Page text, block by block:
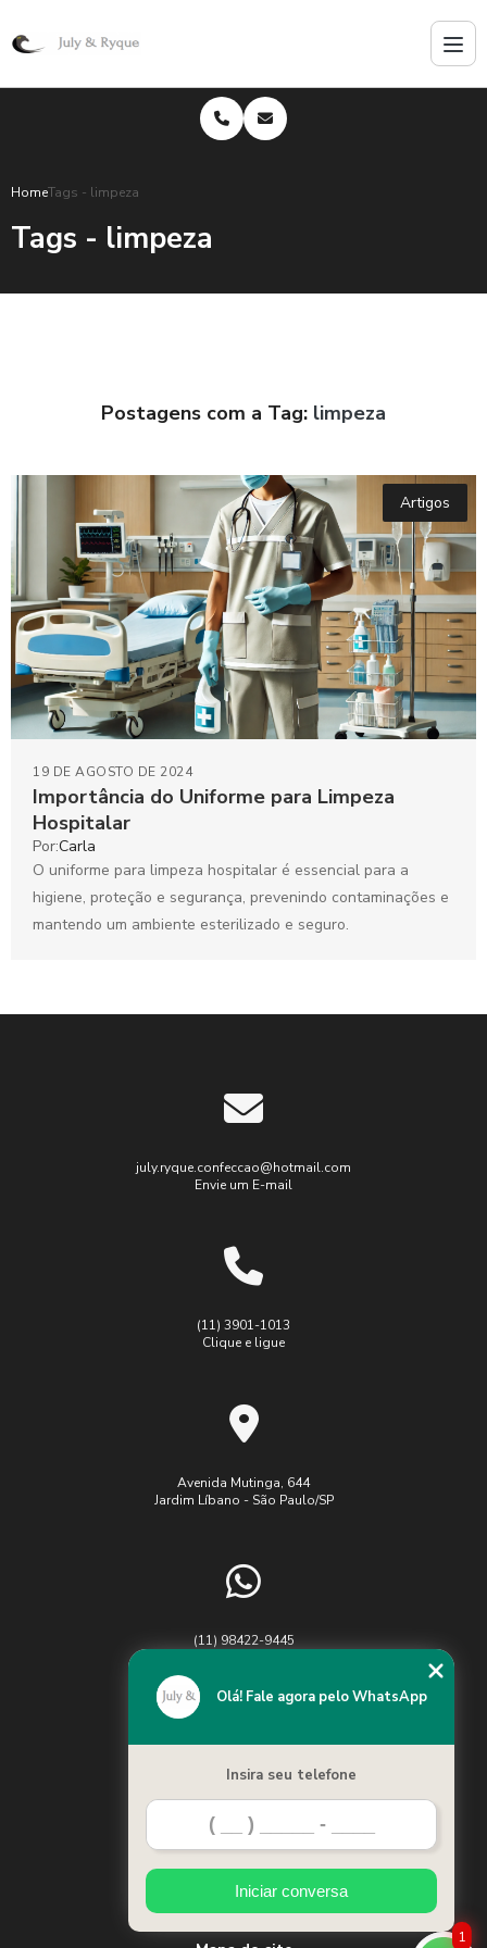
HomeTags - limpeza
Tags - limpeza
Postagens com a Tag: limpeza
Artigos
Importância do Uniforme para Limpeza
Hospitalar
19 DE AGOSTO DE 2024
Por:Carla
O uniforme para limpeza hospitalar é essencial para a
higiene, proteção e segurança, prevenindo contaminações e
mantendo um ambiente esterilizado e seguro.
july.ryque.confeccao@hotmail.com
Envie um E-mail
(11) 3901-1013
Clique e ligue
Avenida Mutinga, 644
Jardim Líbano - São Paulo/SP
(11) 98422-9445
Home
Categorias
Contato
1
Olá! Fale agora pelo WhatsApp
Insira seu telefone
Iniciar conversa